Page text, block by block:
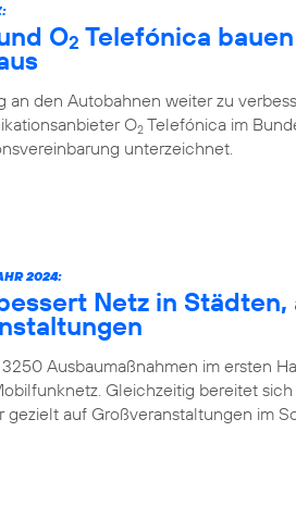
O2 Telefónica
an den Autobahnen weiter zu
O2 Telefónica im
unterzeichnet.
2024:
Netz in Städten,
Ausbaumaßnahmen im ersten
Gleichzeitig bereitet
auf Großveranstaltungen im